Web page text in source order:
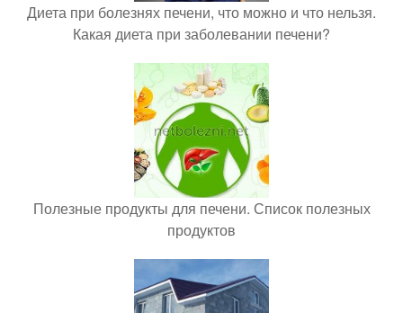
Диета при болезнях печени, что можно и что нельзя.
Какая диета при заболевании печени?
Полезные продукты для печени. Список полезных
продуктов